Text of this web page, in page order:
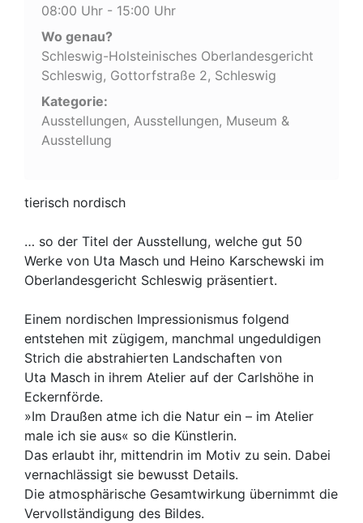
08:00 Uhr - 15:00 Uhr
Wo genau?
Schleswig-Holsteinisches Oberlandesgericht
Schleswig, Gottorfstraße 2, Schleswig
Kategorie:
Ausstellungen, Ausstellungen, Museum &
Ausstellung
tierisch nordisch
… so der Titel der Ausstellung, welche gut 50
Werke von Uta Masch und Heino Karschewski im
Oberlandesgericht Schleswig präsentiert.
Einem nordischen Impressionismus folgend
entstehen mit zügigem, manchmal ungeduldigen
Strich die abstrahierten Landschaften von
Uta Masch in ihrem Atelier auf der Carlshöhe in
Eckernförde.
»Im Draußen atme ich die Natur ein – im Atelier
male ich sie aus« so die Künstlerin.
Das erlaubt ihr, mittendrin im Motiv zu sein. Dabei
vernachlässigt sie bewusst Details.
Die atmosphärische Gesamtwirkung übernimmt die
Vervollständigung des Bildes.